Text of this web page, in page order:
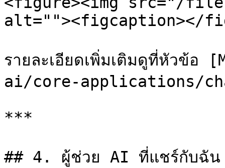
alt=""><figcaption></
รายละเอียดเพิ่มเติมดูที่หัวข้
ai/core-applications/
***
## 4. ผู้ช่วย AI ที่แชร์กับฉั